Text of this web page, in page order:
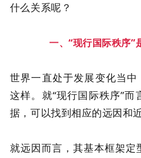
什么关系呢？
一、“现行国际秩序”
世界一直处于发展变化当中
这样。就“现行国际秩序”
据，可以找到相应的远因和近
就远因而言，其基本框架